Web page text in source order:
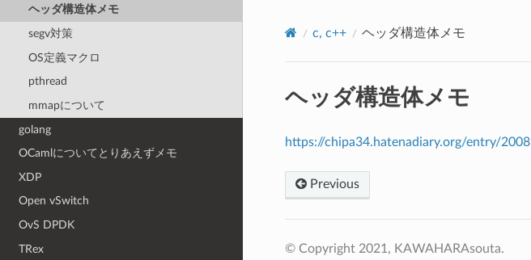
ヘッダ構造体メモ
segv対策
OS定義マクロ
pthread
mmapについて
golang
OCamlについてとりあえずメモ
XDP
Open vSwitch
OvS DPDK
TRex
c, c++ ヘッダ構造体メモ
ヘッダ構造体メモ
https://chipa34.hatenadiary.org/entry/
Previous
© Copyright 2021, KAWAHARAsouta.